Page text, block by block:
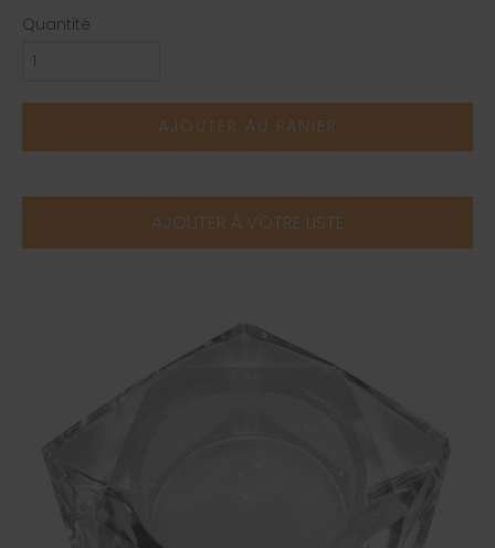
Quantité
AJOUTER AU PANIER
AJOUTER À VOTRE LISTE